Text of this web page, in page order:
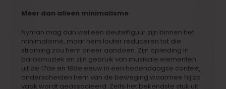
Meer dan alleen minimalisme
Nyman mag dan wel een sleutelfiguur zijn binnen het
minimalisme, maar hem louter reduceren tot die
stroming zou hem oneer aandoen. Zijn opleiding in
barokmuziek en zijn gebruik van muzikale elementen
uit de 17de en 18de eeuw in een hedendaagse context,
onderscheiden hem van de beweging waarmee hij zo
vaak wordt geassocieerd. Zelfs het bekendste stuk uit